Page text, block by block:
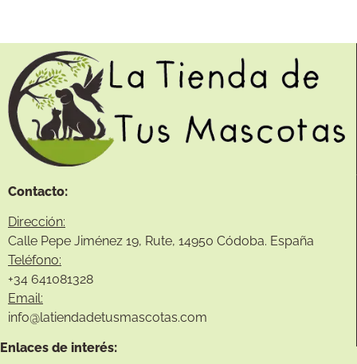
Contacto:
Dirección:
Calle Pepe Jiménez 19, Rute, 14950 Códoba. España
Teléfono:
+34 641081328
Email:
info@latiendadetusmascotas.com
Enlaces de interés: